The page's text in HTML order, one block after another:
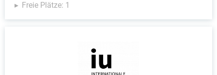
Freie Plätze: 1